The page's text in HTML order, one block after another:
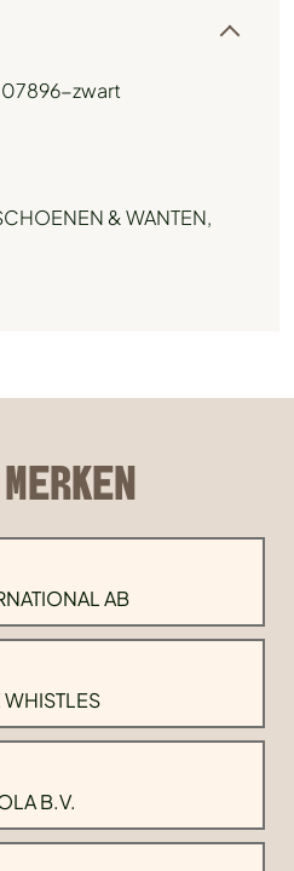
zwart
& WANTEN,
AB
B.V.